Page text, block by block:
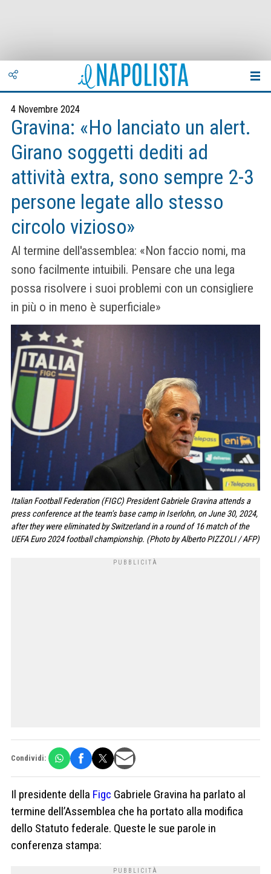
4 Novembre 2024
Gravina: «Ho lanciato un alert.
Girano soggetti dediti ad
attività extra, sono sempre 2-3
persone legate allo stesso
circolo vizioso»
Al termine dell'assemblea: «Non faccio nomi, ma
sono facilmente intuibili. Pensare che una lega
possa risolvere i suoi problemi con un consigliere
in più o in meno è superficiale»
Italian Football Federation (FIGC) President Gabriele Gravina attends a
press conference at the team's base camp in Iserlohn, on June 30, 2024,
after they were eliminated by Switzerland in a round of 16 match of the
UEFA Euro 2024 football championship. (Photo by Alberto PIZZOLI / AFP)
Condividi:
Il presidente della Figc Gabriele Gravina ha parlato al
termine dell’Assemblea che ha portato alla modifica
dello Statuto federale. Queste le sue parole in
conferenza stampa: